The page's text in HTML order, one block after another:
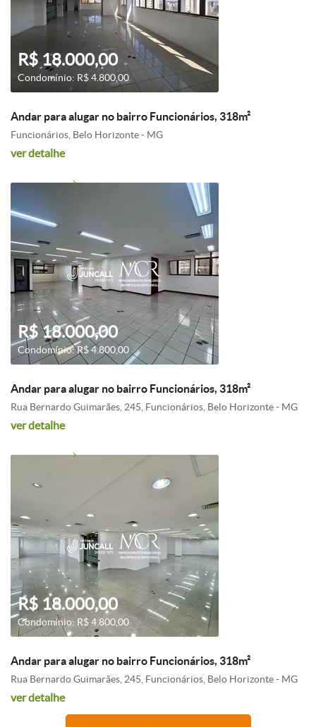
R$ 18.000,00
Condomínio: R$ 4.800,00
Andar para alugar no bairro Funcionários, 318m²
Funcionários, Belo Horizonte - MG
ver detalhe
R$ 18.000,00
Condomínio: R$ 4.800,00
Andar para alugar no bairro Funcionários, 318m²
Rua Bernardo Guimarães, 245, Funcionários, Belo Horizonte - MG
ver detalhe
R$ 18.000,00
Condomínio: R$ 4.800,00
Andar para alugar no bairro Funcionários, 318m²
Rua Bernardo Guimarães, 245, Funcionários, Belo Horizonte - MG
ver detalhe